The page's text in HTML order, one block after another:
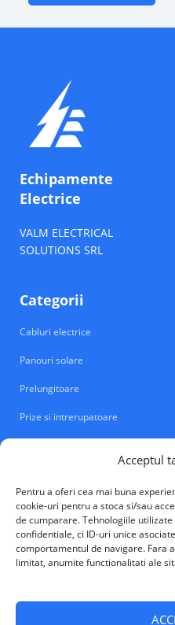
Acceptul
Pentru a oferi cea mai buna
cookie-uri pentru a stoca si/sau
de cumparare. Tehnologiile
confidentiale, ci ID-uri unice
comportamentul de navigare. Fara
limitat, anumite functionalitati ale
Echipamente
Electrice
VALM ELECTRICAL
SOLUTIONS SRL
Categorii
Cabluri electrice
Panouri solare
Prelungitoare
Prize si intrerupatoare
VALM